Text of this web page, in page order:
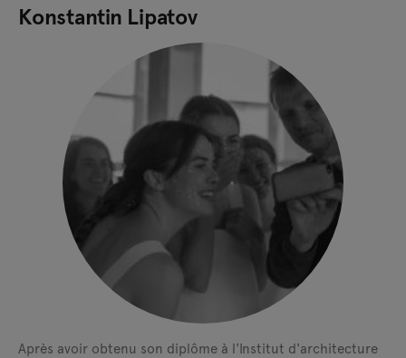
Konstantin Lipatov
Après avoir obtenu son diplôme à l'Institut d'architecture